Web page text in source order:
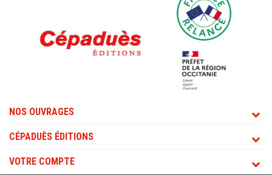
NOS OUVRAGES
CÉPADUÈS ÉDITIONS
VOTRE COMPTE